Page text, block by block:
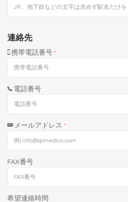
連絡先
携帯電話番号 *
電話番号
メールアドレス *
FAX番号
希望連絡時間